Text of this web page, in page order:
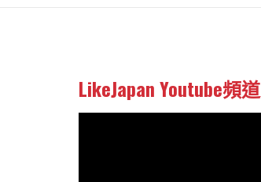
LikeJapan Youtube頻道